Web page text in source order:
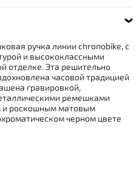
ручка линии chronobike, с
и высококлассными
отделке. Эта решительно
часовой традицией
гравировкой,
ремешками
и роскошным матовым
черном цвете